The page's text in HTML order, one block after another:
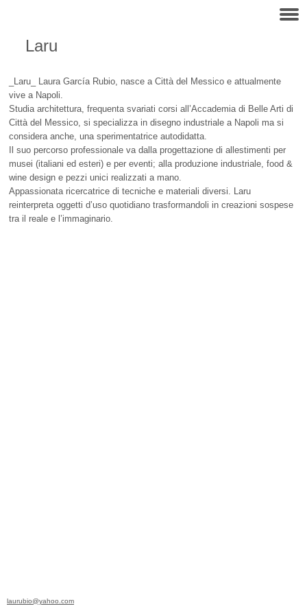
Laru
_Laru_ Laura García Rubio, nasce a Città del Messico e attualmente
vive a Napoli.
Studia architettura, frequenta svariati corsi all’Accademia di Belle Arti di
Città del Messico, si specializza in disegno industriale a Napoli ma si
considera anche, una sperimentatrice autodidatta.
Il suo percorso professionale va dalla progettazione di allestimenti per
musei (italiani ed esteri) e per eventi; alla produzione industriale, food &
wine design e pezzi unici realizzati a mano.
Appassionata ricercatrice di tecniche e materiali diversi. Laru
reinterpreta oggetti d’uso quotidiano trasformandoli in creazioni sospese
tra il reale e l’immaginario.
laurubio@yahoo.com